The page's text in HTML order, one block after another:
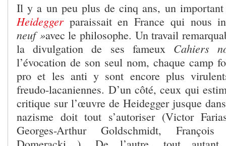
Il y a un peu plus de cinq ans, un
Heidegger paraissait en France qui nous
neuf »avec le philosophe. Un travail
la divulgation de ses fameux Cahiers
l’évocation de son seul nom, chaque camp
pro et les anti y sont encore plus
freudo-lacaniennes. D’un côté, ceux qui
critique sur l’œuvre de Heidegger jusque
nazisme doit tout s’autoriser (Victor
Georges-Arthur Goldschmidt, François